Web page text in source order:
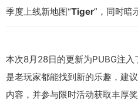
季度上线新地图“Tiger”，同时暗
本次8月28日的更新为PUBG注
是老玩家都能找到新的乐趣，建
内容，并参与限时活动获取丰厚